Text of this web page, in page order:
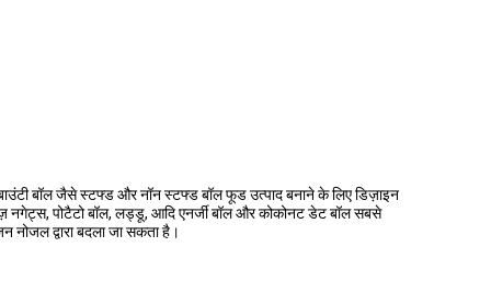
बॉल जैसे स्टफ्ड और नॉन स्टफ्ड बॉल फूड उत्पाद बनाने के लिए डिज़ाइन
नगेट्स, पोटैटो बॉल, लड्डू, आदि एनर्जी बॉल और कोकोनट डेट बॉल सबसे
नोजल द्वारा बदला जा सकता है।